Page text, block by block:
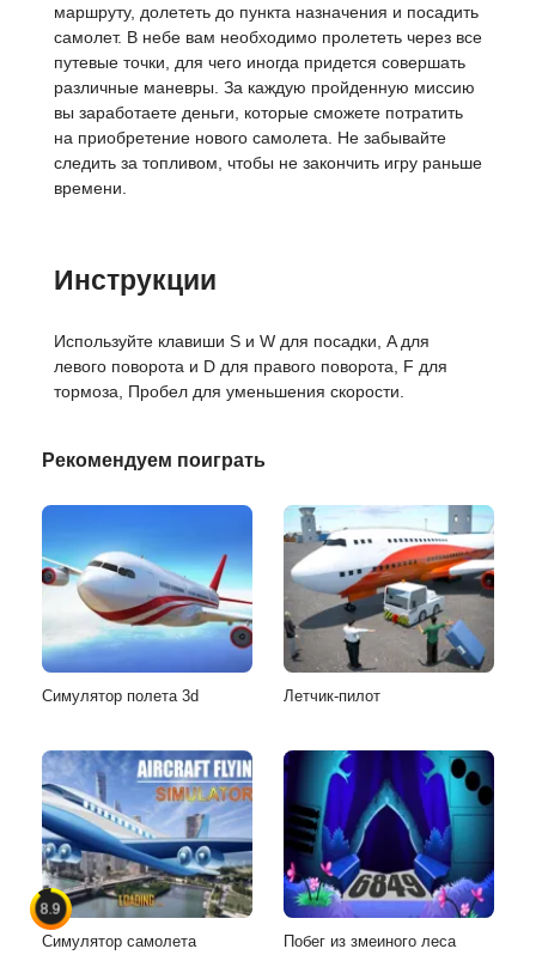
маршруту, долететь до пункта назначения и посадить
самолет. В небе вам необходимо пролететь через все
путевые точки, для чего иногда придется совершать
различные маневры. За каждую пройденную миссию
вы заработаете деньги, которые сможете потратить
на приобретение нового самолета. Не забывайте
следить за топливом, чтобы не закончить игру раньше
времени.
Инструкции
Используйте клавиши S и W для посадки, A для
левого поворота и D для правого поворота, F для
тормоза, Пробел для уменьшения скорости.
Рекомендуем поиграть
Симулятор полета 3d Летчик-пилот
8.9
Симулятор самолета Побег из змеиного леса